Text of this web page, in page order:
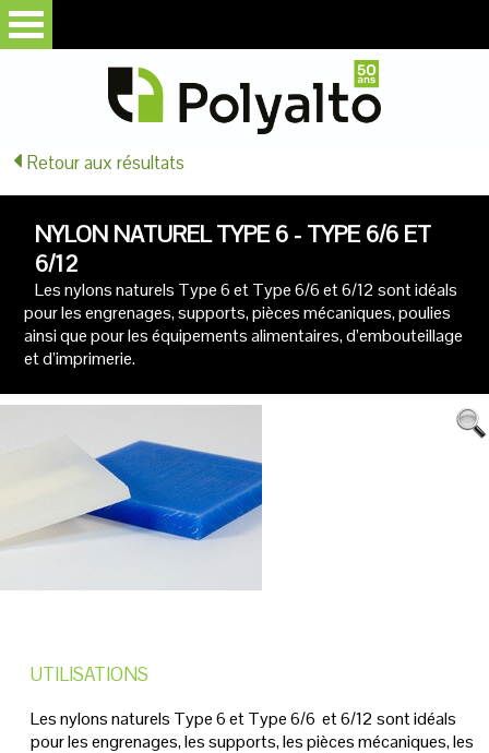
Retour aux résultats
NYLON NATUREL TYPE 6 - TYPE 6/6 ET
6/12
Les nylons naturels Type 6 et Type 6/6 et 6/12 sont idéals
pour les engrenages, supports, pièces mécaniques, poulies
ainsi que pour les équipements alimentaires, d’embouteillage
et d’imprimerie.
UTILISATIONS
Les nylons naturels Type 6 et Type 6/6 et 6/12 sont idéals
pour les engrenages, les supports, les pièces mécaniques, les